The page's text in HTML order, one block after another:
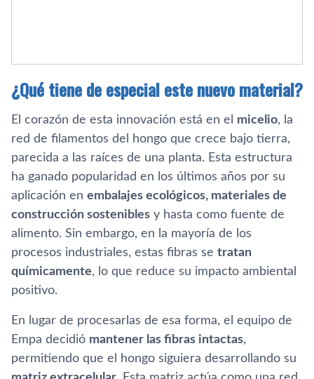
¿Qué tiene de especial este nuevo material?
El corazón de esta innovación está en el micelio, la
red de filamentos del hongo que crece bajo tierra,
parecida a las raíces de una planta. Esta estructura
ha ganado popularidad en los últimos años por su
aplicación en embalajes ecológicos, materiales de
construcción sostenibles y hasta como fuente de
alimento. Sin embargo, en la mayoría de los
procesos industriales, estas fibras se tratan
químicamente, lo que reduce su impacto ambiental
positivo.
En lugar de procesarlas de esa forma, el equipo de
Empa decidió mantener las fibras intactas,
permitiendo que el hongo siguiera desarrollando su